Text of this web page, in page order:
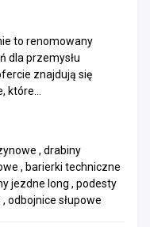
to renomowany
dla przemysłu
znajdują się
, drabiny
, barierki techniczne
jezdne long , podesty
odbojnice słupowe